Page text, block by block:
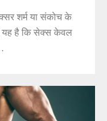
शर्म या संकोच के
यह है कि सेक्स केवल